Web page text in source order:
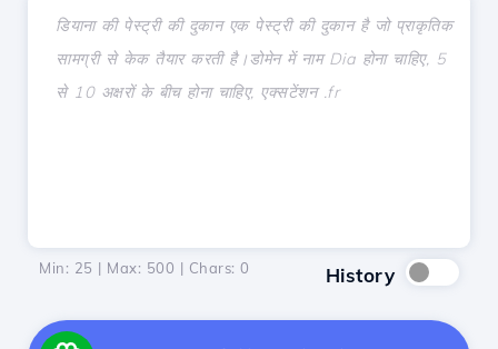
Min: 25 | Max: 500 | Chars: 0 History